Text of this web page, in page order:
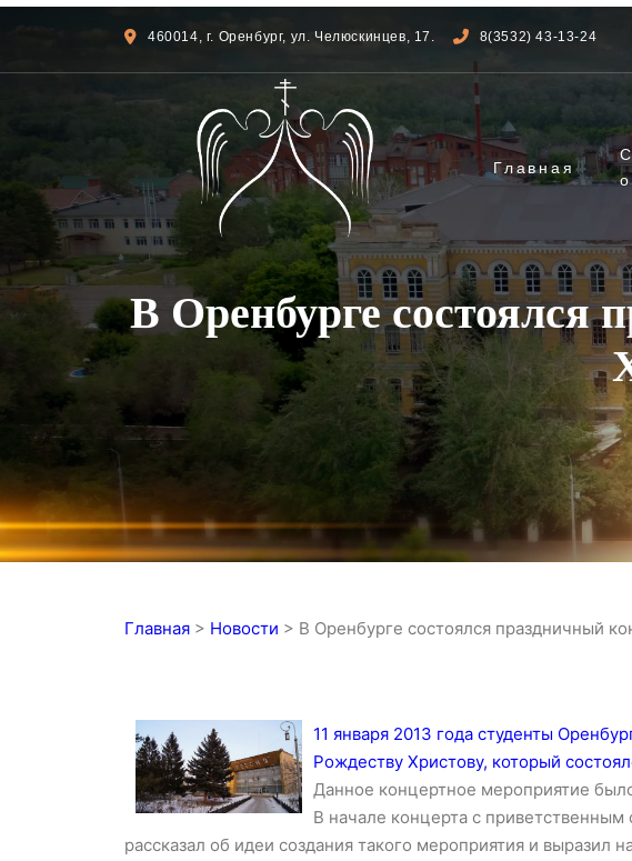
460014, г. Оренбург, ул. Челюскинцев, 17. 8(3532) 43-13-24
Главная
В Оренбурге состоялся
Главная > Новости > В Оренбурге состоялся праздничный
11 января 2013 года студенты
Рождеству Христову, который
Данное концертное мероприятие
В начале концерта с
рассказал об идеи создания такого мероприятия и